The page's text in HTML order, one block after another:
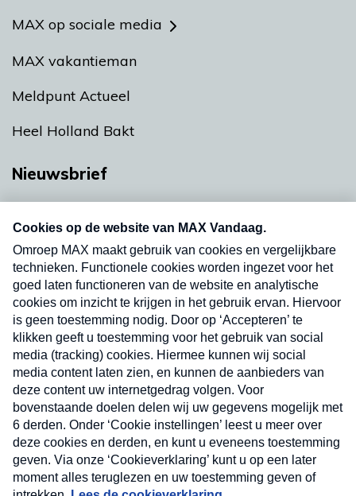
MAX op sociale media
MAX vakantieman
Meldpunt Actueel
Heel Holland Bakt
Nieuwsbrief
nieuwsbrief. Elke vrijdag- en dinsdagochtend in
uw mailbox.
Verzend
Nieuwsbrief
Neem hier een gratis abonnement op onze
nieuwsbrief. Elke vrijdag- en dinsdagochtend in uw